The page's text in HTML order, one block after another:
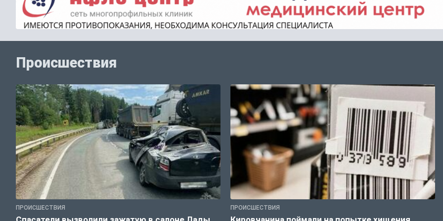
Происшествия
ПРОИСШЕСТВИЯ ПРОИСШЕСТВИЯ